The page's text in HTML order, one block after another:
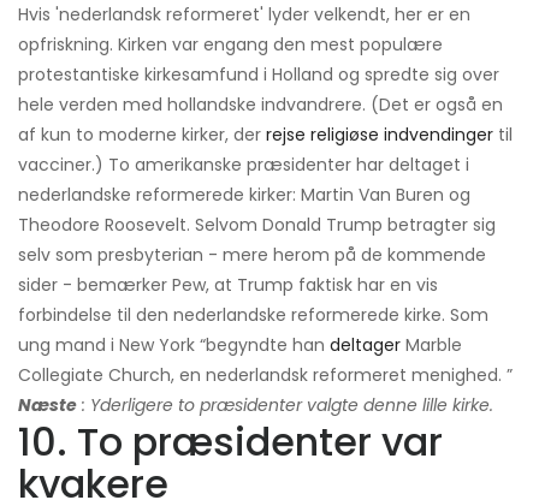
Hvis 'nederlandsk reformeret' lyder velkendt, her er en
opfriskning. Kirken var engang den mest populære
protestantiske kirkesamfund i Holland og spredte sig over
hele verden med hollandske indvandrere. (Det er også en
af ​​kun to moderne kirker, der rejse religiøse indvendinger til
vacciner.) To amerikanske præsidenter har deltaget i
nederlandske reformerede kirker: Martin Van Buren og
Theodore Roosevelt. Selvom Donald Trump betragter sig
selv som presbyterian - mere herom på de kommende
sider - bemærker Pew, at Trump faktisk har en vis
forbindelse til den nederlandske reformerede kirke. Som
ung mand i New York “begyndte han deltager Marble
Collegiate Church, en nederlandsk reformeret menighed. ”
Næste : Yderligere to præsidenter valgte denne lille kirke.
10. To præsidenter var
kvakere